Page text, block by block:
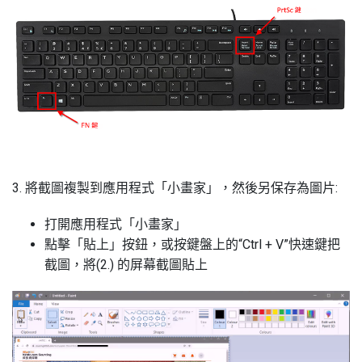
3. 將截圖複製到應用程式「小畫家」，然後另保存為圖片:
打開應用程式「小畫家」
點擊「貼上」按鈕，或按鍵盤上的“Ctrl + V”快速鍵把
截圖，將(2.) 的屏幕截圖貼上